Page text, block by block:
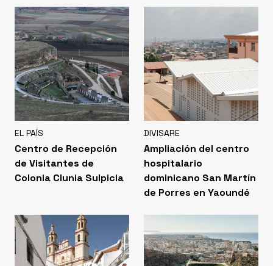
EL PAÍS
Centro de Recepción
de Visitantes de
Colonia Clunia Sulpicia
DIVISARE
Ampliación del centro
hospitalario
dominicano San Martín
de Porres en Yaoundé